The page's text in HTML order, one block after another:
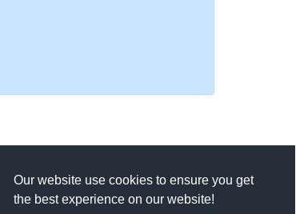
Our website use cookies to ensure you get
the best experience on our website!
si cauta rapid un cod postal,